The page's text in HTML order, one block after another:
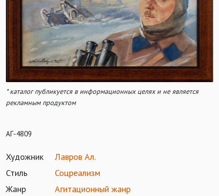
* каталог публикуется в информационных целях и не является
рекламным продуктом
АГ-4809
Художник
Лавров Ал.
Стиль
Соцреализм
Жанр
Агитационный жанр